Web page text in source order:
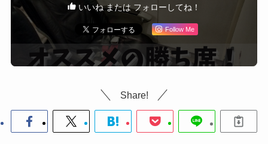
いいね または フォローしてね！
Follow Me
Share!